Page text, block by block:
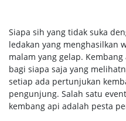
Siapa sih yang tidak suka
ledakan yang menghasilkan
malam yang gelap.
bagi siapa saja yang
setiap ada pertunjukan
pengunjung. Salah satu
kembang api adalah pesta